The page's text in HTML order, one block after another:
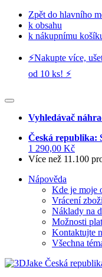
Zpět do hlavního
k obsahu
k nákupnímu
⚡️Nakupte více,
od 10 ks! ⚡️
Vyhledávač
Česká republika:
1 290,00 Kč
Více než 11.100
Nápověda
Kde je moje
Vrácení
Náklady na
Možnosti
Kontaktujte
Všechna